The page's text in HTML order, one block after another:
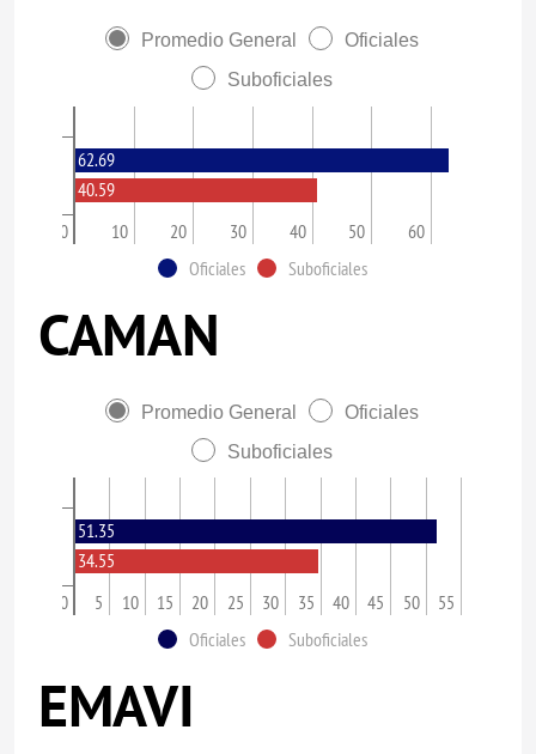
Promedio General
Oficiales
Suboficiales
0 10 20 30 40 50 60
62.69
40.59
Oficiales Suboficiales
CAMAN
Promedio General
Oficiales
Suboficiales
0 5 10 15 20 25 30 35 40 45 50 55
51.35
34.55
Oficiales Suboficiales
EMAVI